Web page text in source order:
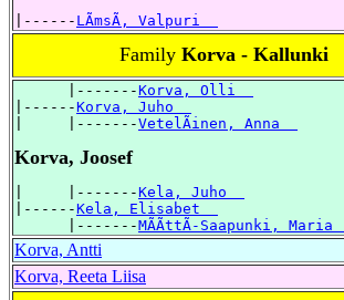
|------ LÃmsÃ, Valpuri
Family Korva - Kallunki
      |-------
Korva, Olli
|------Korva, Juho
|     |-------VetelÃinen, Anna
Korva, Joosef
|     |-------Kela, Juho
|------Kela, Elisabet
      |-------
MÃÃttÃ-Saapunki, Maria
Korva, Antti
Korva, Reeta Liisa